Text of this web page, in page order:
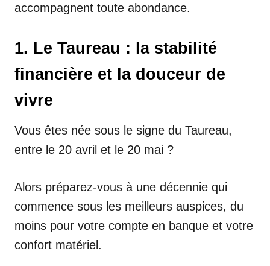
accompagnent toute abondance.
1. Le Taureau : la stabilité
financière et la douceur de
vivre
Vous êtes née sous le signe du Taureau,
entre le 20 avril et le 20 mai ?
Alors préparez-vous à une décennie qui
commence sous les meilleurs auspices, du
moins pour votre compte en banque et votre
confort matériel.